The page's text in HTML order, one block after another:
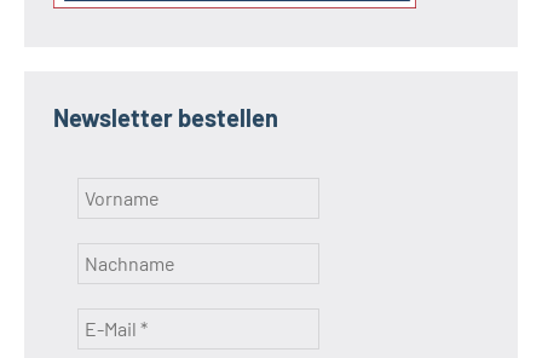
Newsletter bestellen